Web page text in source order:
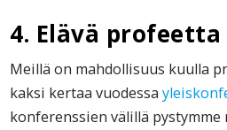
4. Elävä profeetta
Meillä on mahdollisuus kuulla
kaksi kertaa vuodessa
konferenssien välillä pystymme